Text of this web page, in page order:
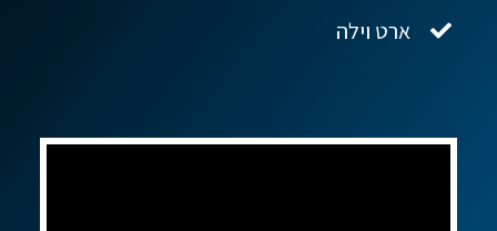
ארט וילה